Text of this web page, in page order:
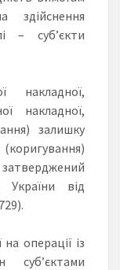
здійснення
– суб’єкти
накладної,
накладної,
залишку
України від
операції із
суб’єктами